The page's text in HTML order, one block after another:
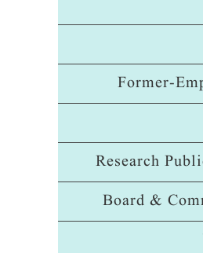
Former-
Research
Board &